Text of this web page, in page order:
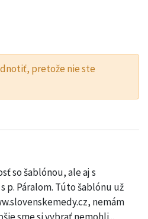
pretože nie ste
so šablónou, ale aj s
p. Páralom. Túto šablónu už
nemám